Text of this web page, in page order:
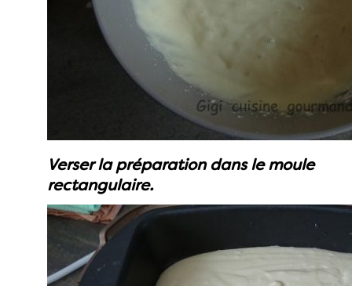
Verser la préparation dans le moule
rectangulaire.